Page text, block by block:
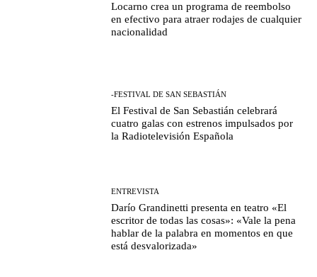
Locarno crea un programa de reembolso
en efectivo para atraer rodajes de cualquier
nacionalidad
-FESTIVAL DE SAN SEBASTIÁN
El Festival de San Sebastián celebrará
cuatro galas con estrenos impulsados por
la Radiotelevisión Española
ENTREVISTA
Darío Grandinetti presenta en teatro «El
escritor de todas las cosas»: «Vale la pena
hablar de la palabra en momentos en que
está desvalorizada»